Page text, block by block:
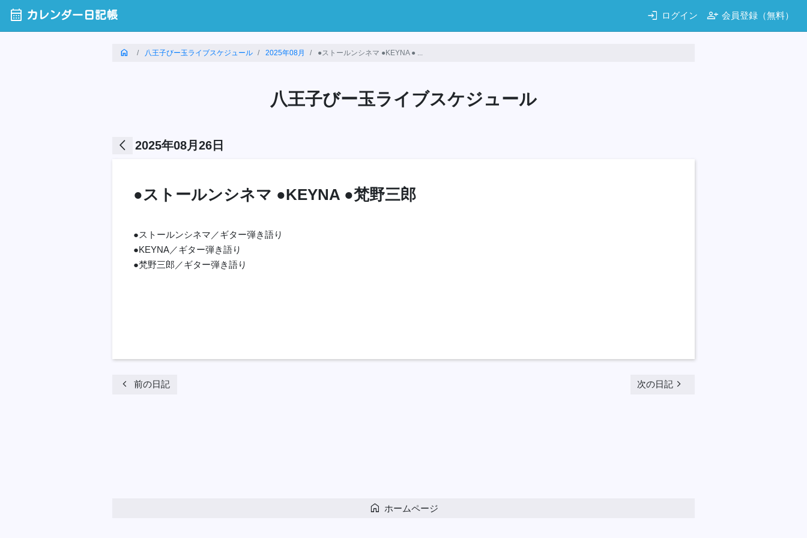
calendar_month カレンダー日記帳 login ログイン person_add 会員登録（無料）
home 八王子びー玉ライブスケジュール 2025年08月 ●ストールンシネマ ●KEYNA ● ...
八王子びー玉ライブスケジュール
arrow_back_ios 2025年08月26日
●ストールンシネマ ●KEYNA ●梵野三郎
●ストールンシネマ／ギター弾き語り
●KEYNA／ギター弾き語り
●梵野三郎／ギター弾き語り
chevron_left 前の日記 次の日記navigate_next
home ホームページ